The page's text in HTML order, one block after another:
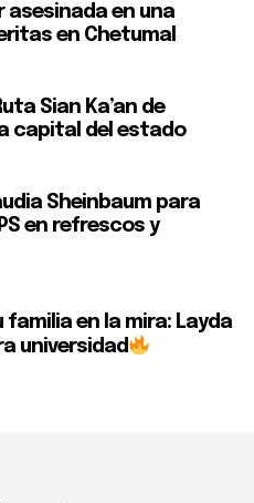
asesinada en una
en Chetumal
Sian Ka’an de
capital del estado
Sheinbaum para
en refrescos y
familia en la mira: Layda
universidad